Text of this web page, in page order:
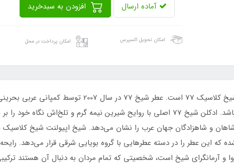
آماده ارسال
امکان تحویل اکسپرس امکان پرداخت در محل
ادکلن 25 میل سوپر اسمارت کد 062 رایحه شیخ
این برند لوکس و تجملی محمد الاسفور می‌باشد. ادکلن شیخ 77 اصلی با روایح شیرین
این عطر را در دسته عطرهایی با گروه بویایی شرقی قرار می‌دهد.
آرمانگرای شیخ است، شخصیتی که تمام مردان به دنبال آن هستند